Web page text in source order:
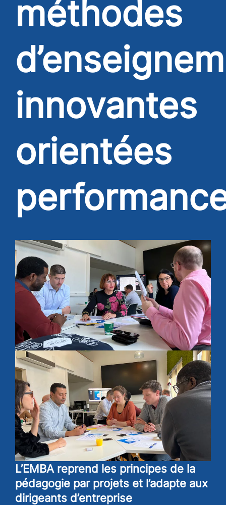
méthodes
innovantes
orientées
L’EMBA reprend les principes de la
pédagogie par projets et l’adapte aux
dirigeants d’entreprise